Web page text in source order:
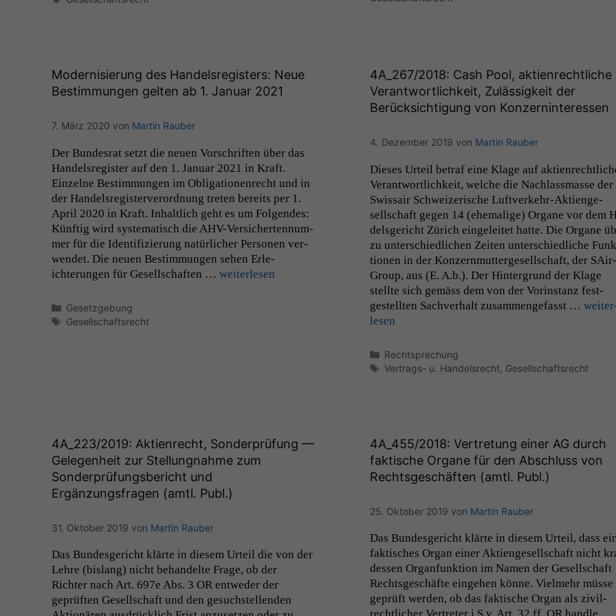
Modernisierung des Handelsregisters: Neue
Bestimmungen gelten ab 1. Januar 2021
7. März 2020 von Martin Rauber
Der Bun­desrat set­zt die neuen Vorschriften über das
Han­del­sreg­is­ter auf den 1. Jan­u­ar 2021 in Kraft.
Einzelne Bes­tim­mungen im Oblig­a­tio­nen­recht und in
der Han­del­sreg­is­ter­verord­nung treten bere­its per 1.
April 2020 in Kraft. Inhaltlich geht es um Fol­gen­des:
Kün­ftig wird sys­tem­a­tisch die AHV-Ver­sicherten­num­
mer für die Iden­ti­fizierung natür­lich­er Per­so­n­en ver­
wen­det. Die neuen Bes­tim­mungen sehen Erle­
ichterun­gen für Gesellschaften … weit­er­lesen
Kategorien
Gesetzgebung
Schlagwörter
Gesellschaftsrecht
4A_267/2018: Cash Pool, aktienrechtliche
Verantwortlichkeit, Zulässigkeit der
Berücksichtigung von Konzerninteressen
4. Dezember 2019 von Martin Rauber
Dieses Urteil betraf eine Klage auf
Ver­ant­wortlichkeit, welche die Nach­lass­masse der
Swis­sair Schweiz­erische Luftverkehr-Aktienge­
sellschaft gegen 14 (ehe­ma­lige) Organe vor dem
dels­gericht Zürich ein­geleit­et hat­te. Die Organe
zu unter­schiedlichen Zeit­en unter­schiedliche
tio­nen in der Konz­ern­mut­terge­sellschaft, der SAir­
Group, aus (E. A.b.). Der Hin­ter­grund der Klage
stellte sich gemäss dem von der Vorin­stanz fest­
gestell­ten Sachver­halt zusam­menge­fasst …
lesen
Kategorien
Rechtsprechung
Schlagwörter
Vertrags- u. Handelsrecht Gesellschaftsrecht
4A_223/2019: Aktienrecht, Sonderprüfung —
Gelegenheit zur Stellungnahme zum
Sonderprüfungsbericht und
Ergänzungsfragen (amtl. Publ.)
31. Oktober 2019 von Martin Rauber
Das Bun­des­gericht klärte in diesem Urteil die von der
Lehre (bis­lang) nicht behan­delte Frage, ob der
Richter nach Art. 697e Abs. 3 ORentwed­er der
geprüften Gesellschaft und den gesuch­stel­len­den
4A_455/2018: Vertretung einer AG durch
faktische Organe für den Abschluss von
Rechtsgeschäften (amtl. Publ.)
25. Oktober 2019 von Martin Rauber
Das Bun­des­gericht klärte in diesem Urteil, dass
fak­tis­ches Organ ein­er Aktienge­sellschaft nicht
dessen Organ­funk­tion im Namen der Gesellschaft
Rechts­geschäfte einge­hen könne. Vielmehr müsse
geprüft wer­den, ob das fak­tis­che Organ als zivil­
nicht
korrekt
angezeigt
werden kann.
Statistiken
Um unsere
Website zu
verbessern,
zeichnen
wir
anonyme